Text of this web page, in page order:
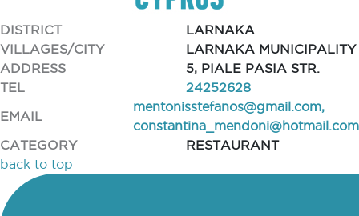
DISTRICT
LARNAKA
VILLAGES/CITY
LARNAKA MUNICIPALITY
ADDRESS
5, PIALE PASIA STR.
TEL
24252628
EMAIL
mentonisstefanos@gmail.com,
constantina_mendoni@hotmail.com
CATEGORY
RESTAURANT
back to top